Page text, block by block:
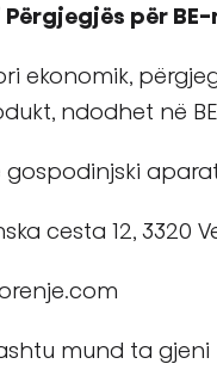
Përgjegjës për BE-
ekonomik,
ndodhet në
gospodinjski
cesta 12, 3320
mund ta gjeni